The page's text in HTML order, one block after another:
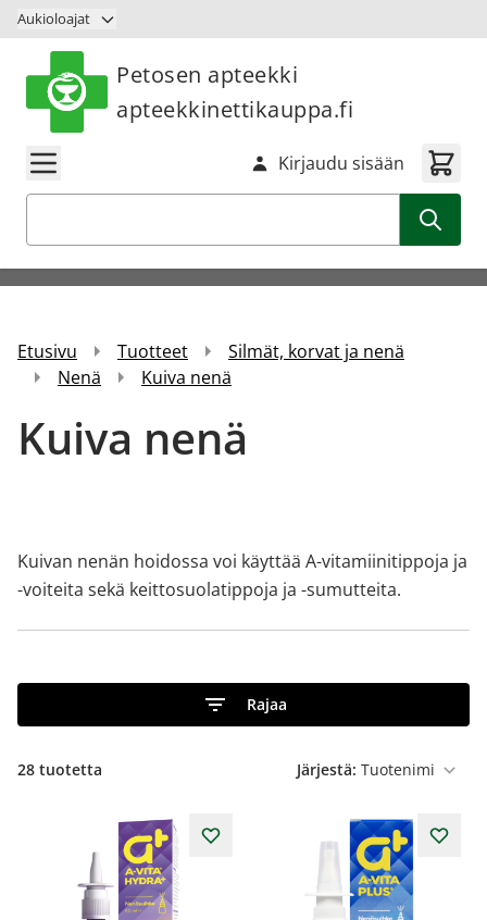
Siirry sisältöön
Aukioloajat
Petosen apteekki
apteekkinettikauppa.fi
Kirjaudu sisään
Etusivu Tuotteet
Silmät, korvat ja nenä
Nenä
Kuiva nenä
Kuiva nenä
Kuivan nenän hoidossa voi käyttää A-vitamiinitippoja ja
-voiteita sekä keittosuolatippoja ja -sumutteita.
Rajaa
28 tuotetta Järjestä: